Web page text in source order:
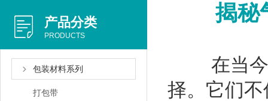
产品分类
PRODUCTS
包装材料系列
打包带
揭秘
在当今的
择。它们